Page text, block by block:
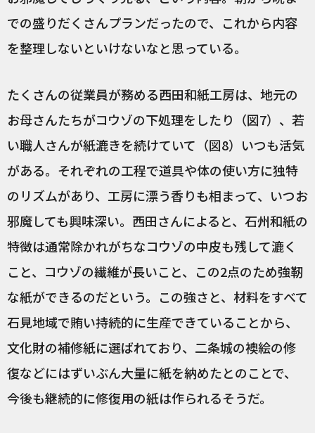
での盛りだくさんプランだったので、これから内容
を整理しないといけないなと思っている。
たくさんの従業員が務める西田和紙工房は、地元の
お母さんたちがコウゾの下処理をしたり（図7）、若
い職人さんが紙漉きを続けていて（図8）いつも活気
がある。それぞれの工程で道具や体の使い方に独特
のリズムがあり、工房に漂う香りも相まって、いつお
邪魔しても興味深い。西田さんによると、石州和紙の
特徴は通常除かれがちなコウゾの中皮も残して漉く
こと、コウゾの繊維が長いこと、この2点のため強靭
な紙ができるのだという。この強さと、材料をすべて
石見地域で賄い持続的に生産できていることから、
文化財の補修紙に選ばれており、二条城の襖絵の修
復などにはずいぶん大量に紙を納めたとのことで、
今後も継続的に修復用の紙は作られるそうだ。